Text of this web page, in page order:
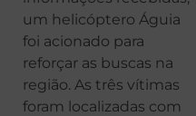
um helicóptero Águia
foi acionado para
reforçar as buscas na
região. As três vítimas
foram localizadas com